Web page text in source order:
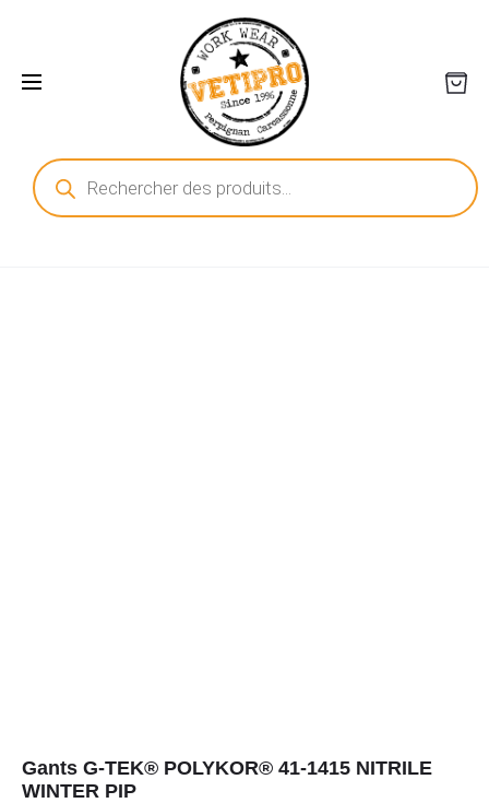
Recherche
de
produits
Gants G-TEK® POLYKOR® 41-1415 NITRILE
WINTER PIP